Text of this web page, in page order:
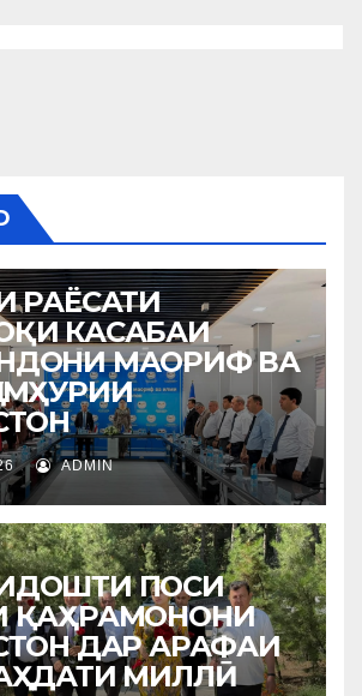
РАЁСАТИ
КАСАБАИ
МАОРИФ ВА
ADMIN
ПОСИ
ҚАҲРАМОНОНИ
ДАР АРАФАИ
МИЛЛӢ